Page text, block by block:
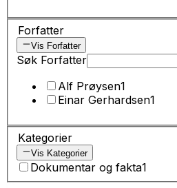
Forfatter
Vis Forfatter
Søk Forfatter
Alf Prøysen1
Einar Gerhardsen1
Kategorier
Vis Kategorier
Dokumentar og fakta1